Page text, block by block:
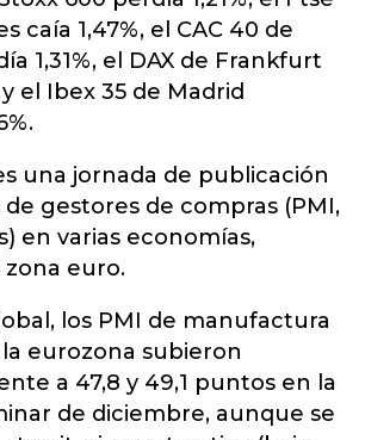
caía 1,47%, el CAC 40 de
1,31%, el DAX de Frankfurt
el Ibex 35 de Madrid
una jornada de publicación
gestores de compras (PMI,
en varias economías,
euro.
los PMI de manufactura
eurozona subieron
a 47,8 y 49,1 puntos en la
de diciembre, aunque se